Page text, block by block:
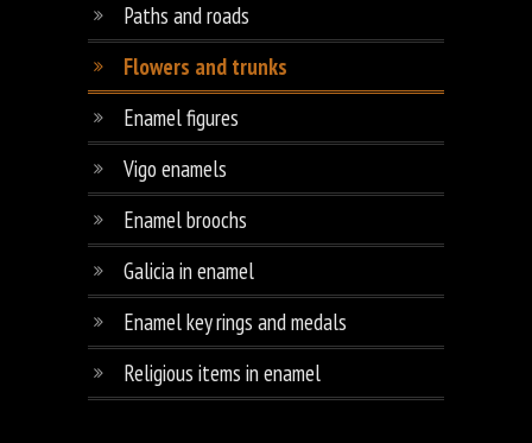
Paths and roads
Flowers and trunks
Enamel figures
Vigo enamels
Enamel broochs
Galicia in enamel
Enamel key rings and medals
Religious items in enamel